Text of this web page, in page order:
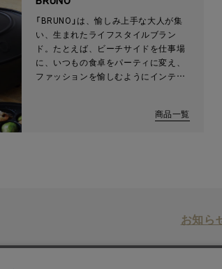
「BRUNO」は、愉しみ上手な大人が集
い、生まれたライフスタイルブラン
ド。たとえば、ビーチサイドを仕事場
に、いつもの食卓をパーティに変え、
ファッションを愉しむようにインテリ
隠し味はきっと愉しさ。いつもの食卓
商品一覧
お知ら